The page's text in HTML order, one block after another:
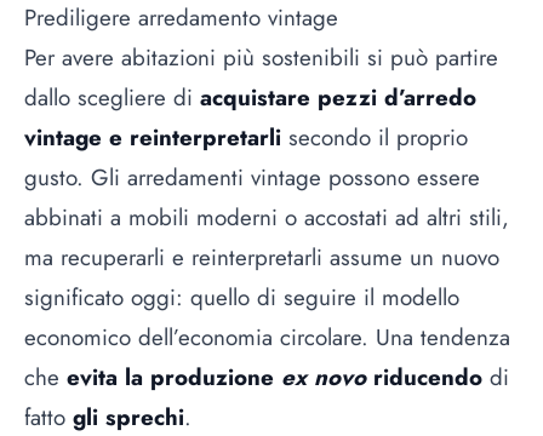
Prediligere arredamento vintage
Per avere abitazioni più sostenibili si può partire
dallo scegliere di acquistare pezzi d’arredo
vintage e reinterpretarli secondo il proprio
gusto. Gli arredamenti vintage possono essere
abbinati a mobili moderni o accostati ad altri stili,
ma recuperarli e reinterpretarli assume un nuovo
significato oggi: quello di seguire il modello
economico dell’economia circolare. Una tendenza
che evita la produzione ex novoriducendo di
fatto gli sprechi.